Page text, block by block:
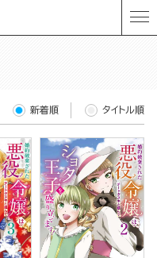
新着順 タイトル順